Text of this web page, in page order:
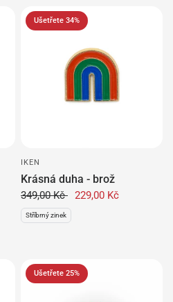
Ušetřete 34%
IKEN
Krásná duha - brož
349,00 Kč 229,00 Kč
Stříbrný zinek
Ušetřete 25%